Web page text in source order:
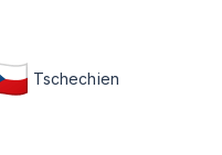
Tschechien